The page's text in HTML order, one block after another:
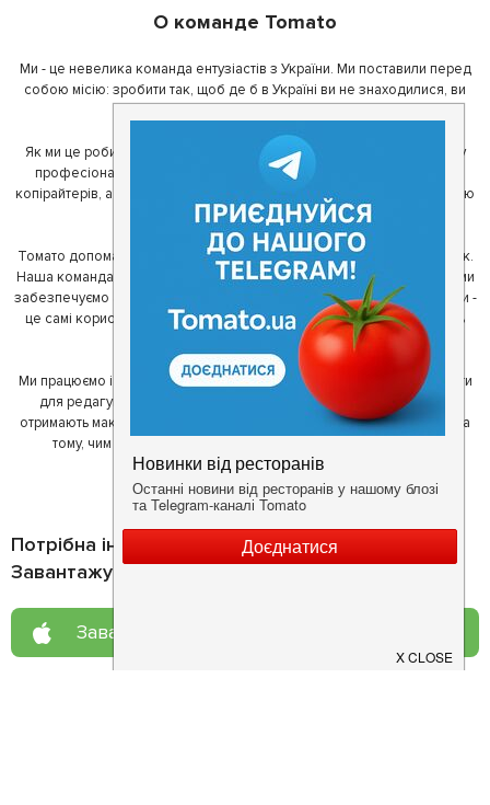
О команде Tomato
Ми - це невелика команда ентузіастів з України. Ми поставили перед
собою місію: зробити так, щоб де б в Україні ви не знаходилися, ви
Як ми це робимо? Для початку, ми зібрали приголомшливу команду
професіоналів - фахівців з дизайну, програмування, маркетингу,
копірайтерів, а за сумісництвом - любителів гарної їжі. З їх допомогою
ми створили Томато.
Томато допомагає своїм користувачам знайти цікаві місця неподалік.
Наша команда регулярно зв'язується з ресторанами - таким чином ми
забезпечуємо актуальність інформації. Друга частина нашої команди -
це самі користувачі, які діляться своїми враженнями і допомагають
один одному у виборі кращих місць.
Ми працюємо і з ресторанами. Для них ми надаємо зручні інструменти
для редагування інформації про себе - в результаті відвідувачі
отримають максимум інформації, а ресторан зможе зосередитися на
тому, чим він любить займатися більше всього - смачній їжі.
Потрібна інформація про заклад?
Завантажуйте додаток!
Завантажте у